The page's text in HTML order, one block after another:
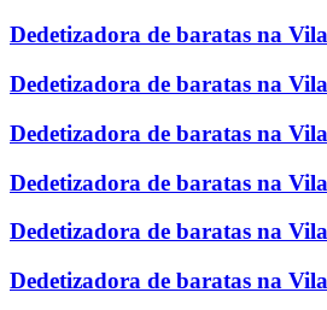
Dedetizadora de baratas na
Dedetizadora de baratas na
Dedetizadora de baratas na
Dedetizadora de baratas na
Dedetizadora de baratas na
Dedetizadora de baratas na